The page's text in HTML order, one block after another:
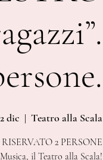
dic
  |
Teatro alla Scala
2 PERSONE
il Teatro alla Scala!